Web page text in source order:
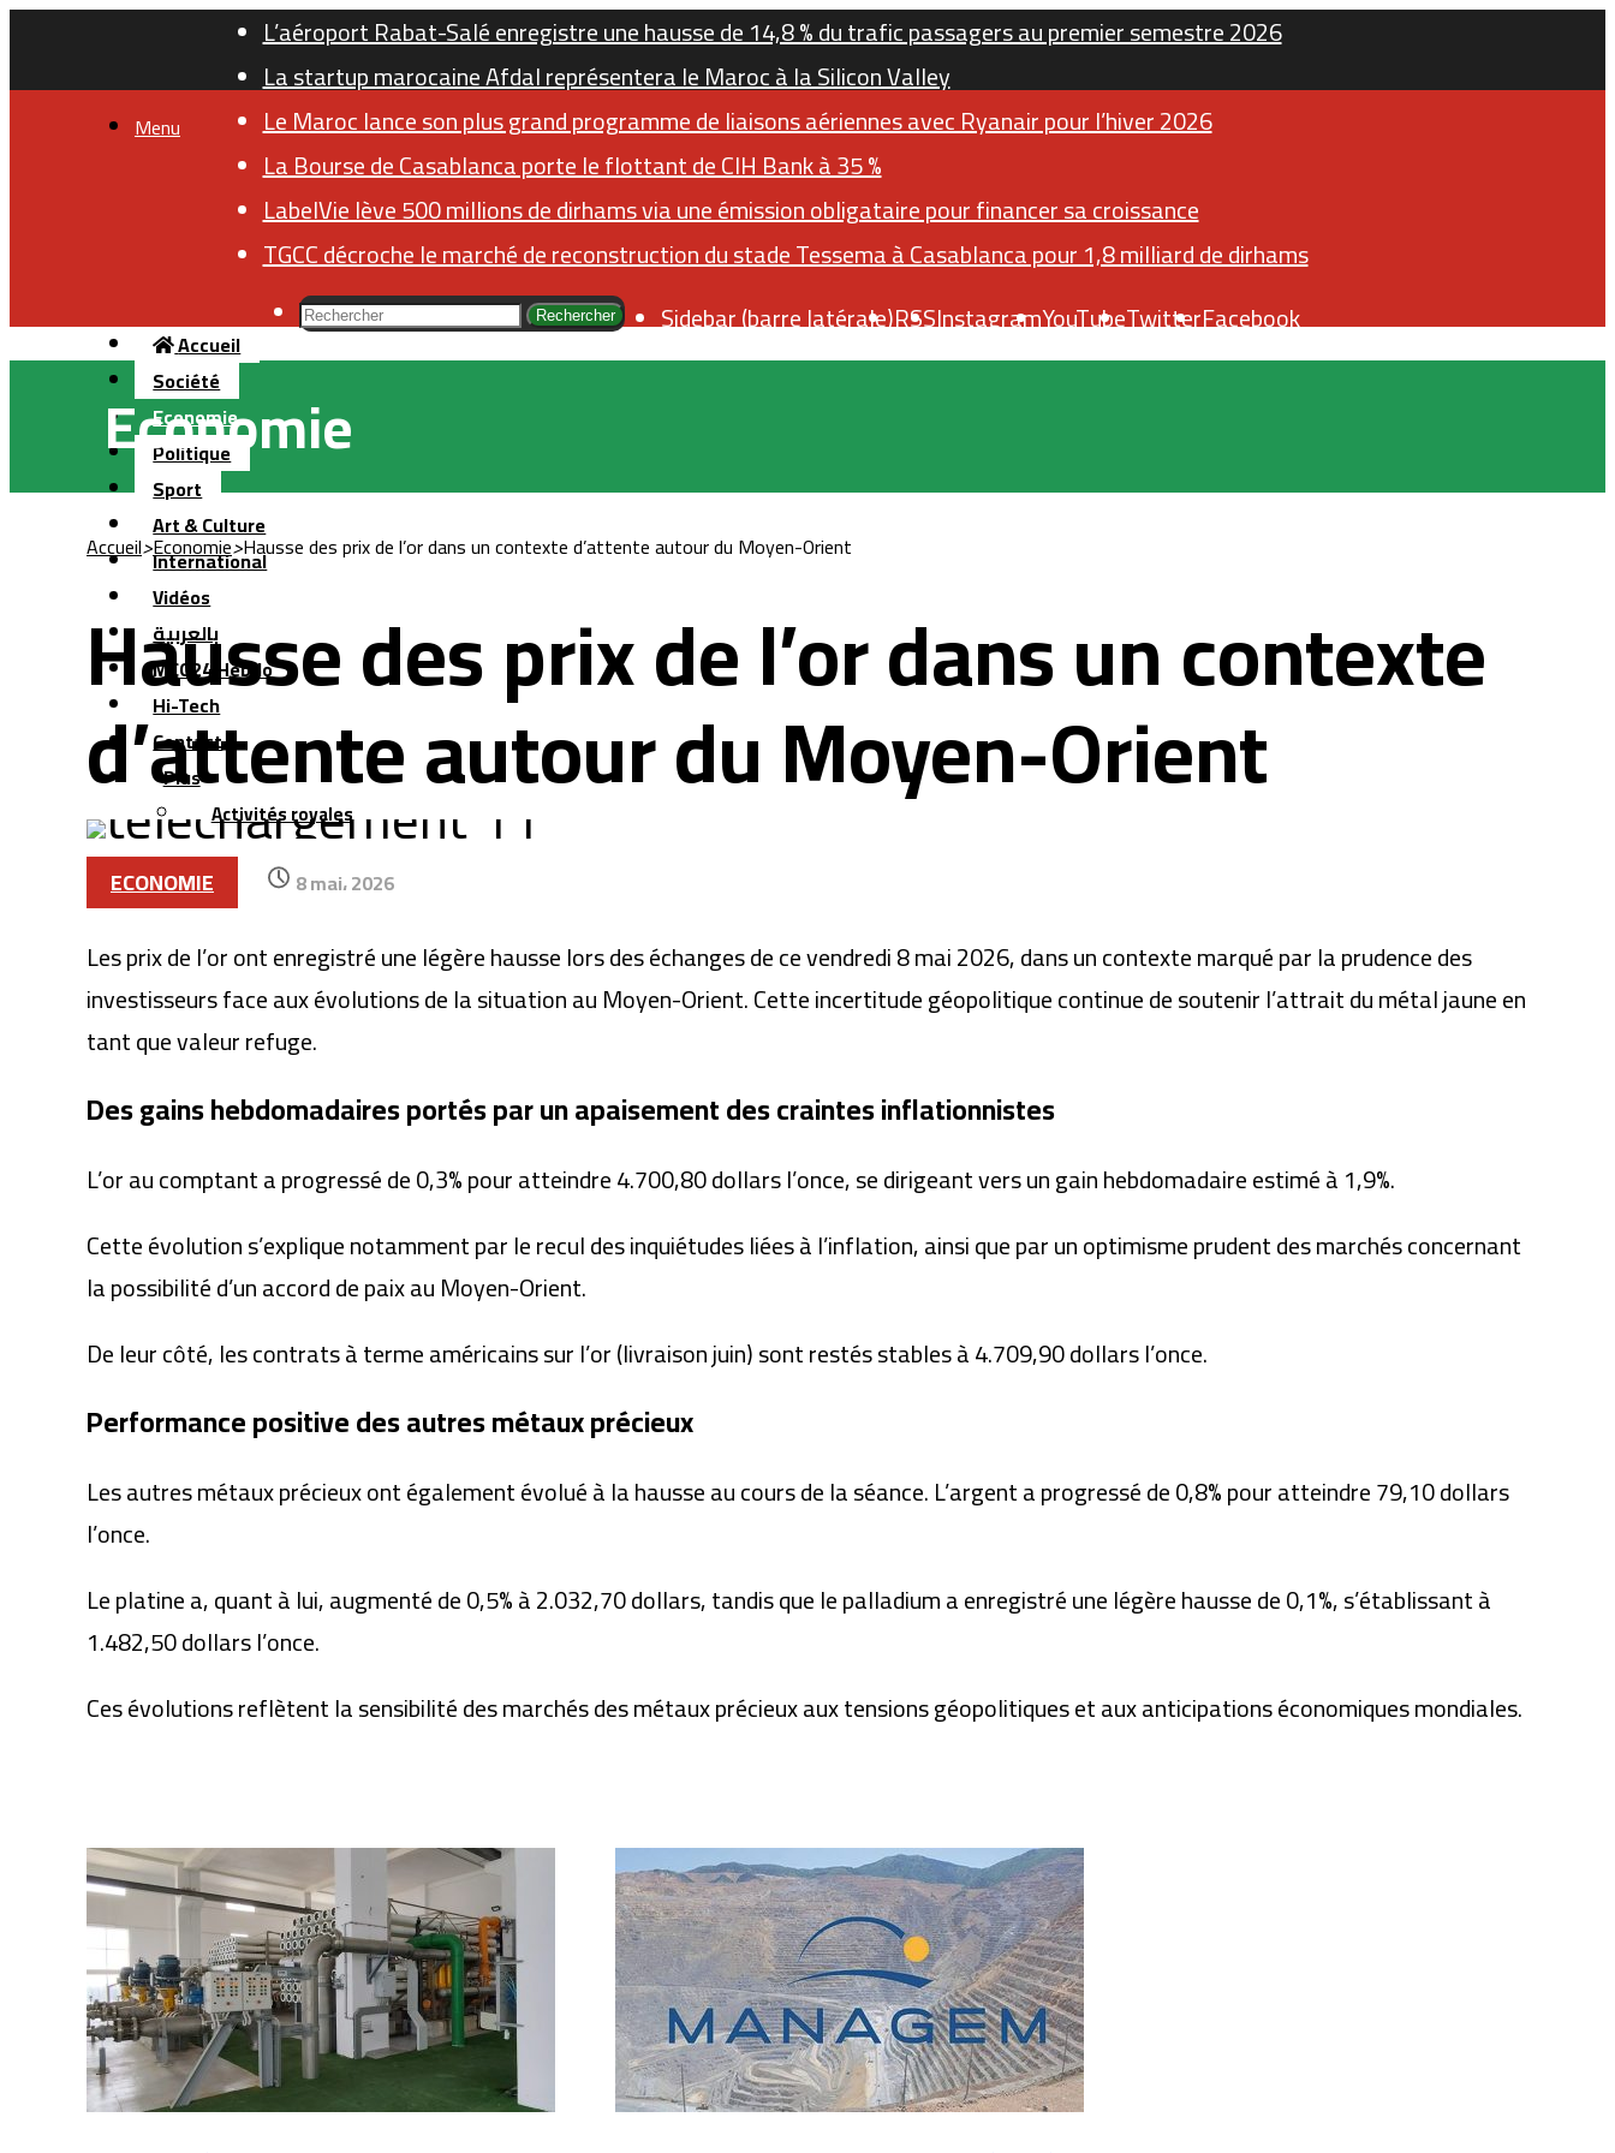
L’aéroport Rabat-Salé enregistre une hausse de 14,8 % du trafic passagers au premier semestre 2026
La startup marocaine Afdal représentera le Maroc à la Silicon Valley
Le Maroc lance son plus grand programme de liaisons aériennes avec Ryanair pour l’hiver 2026
La Bourse de Casablanca porte le flottant de CIH Bank à 35 %
LabelVie lève 500 millions de dirhams via une émission obligataire pour financer sa croissance
TGCC décroche le marché de reconstruction du stade Tessema à Casablanca pour 1,8 milliard de dirhams
Rechercher Sidebar (barre latérale)RSSInstagramYouTubeTwitterFacebook
Menu
Accueil
Société
Economie
Politique
Sport
Art & Culture
International
Vidéos
بالعربية
MCG24 Hebdo
Hi-Tech
Contact
Plus
Activités royales
Economie
Accueil>Economie>Hausse des prix de l’or dans un contexte d’attente autour du Moyen-Orient
Hausse des prix de l’or dans un contexte
d’attente autour du Moyen-Orient
ECONOMIE 8 mai، 2026
Les prix de l’or ont enregistré une légère hausse lors des échanges de ce vendredi 8 mai 2026, dans un contexte marqué par la prudence des
investisseurs face aux évolutions de la situation au Moyen-Orient. Cette incertitude géopolitique continue de soutenir l’attrait du métal jaune en
tant que valeur refuge.
Des gains hebdomadaires portés par un apaisement des craintes inflationnistes
L’or au comptant a progressé de 0,3% pour atteindre 4.700,80 dollars l’once, se dirigeant vers un gain hebdomadaire estimé à 1,9%.
Cette évolution s’explique notamment par le recul des inquiétudes liées à l’inflation, ainsi que par un optimisme prudent des marchés concernant
la possibilité d’un accord de paix au Moyen-Orient.
De leur côté, les contrats à terme américains sur l’or (livraison juin) sont restés stables à 4.709,90 dollars l’once.
Performance positive des autres métaux précieux
Les autres métaux précieux ont également évolué à la hausse au cours de la séance. L’argent a progressé de 0,8% pour atteindre 79,10 dollars
l’once.
Le platine a, quant à lui, augmenté de 0,5% à 2.032,70 dollars, tandis que le palladium a enregistré une légère hausse de 0,1%, s’établissant à
1.482,50 dollars l’once.
Ces évolutions reflètent la sensibilité des marchés des métaux précieux aux tensions géopolitiques et aux anticipations économiques mondiales.